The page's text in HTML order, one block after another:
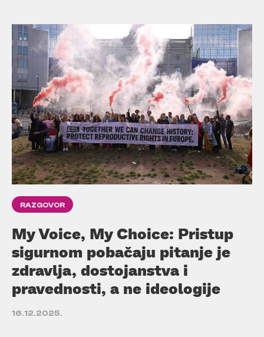
RAZGOVOR
My Voice, My Choice: Pristup
sigurnom pobačaju pitanje je
zdravlja, dostojanstva i
pravednosti, a ne ideologije
16.12.2025.